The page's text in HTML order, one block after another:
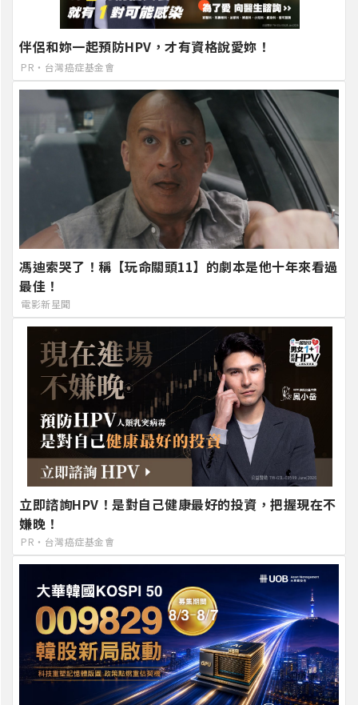
伴侶和妳一起預防HPV，才有資格說愛妳！
PR・台灣癌症基金會
馮迪索哭了！稱【玩命關頭11】的劇本是他十年來看過
最佳！
電影新星聞
立即諮詢HPV！是對自己健康最好的投資，把握現在不
嫌晚！
PR・台灣癌症基金會